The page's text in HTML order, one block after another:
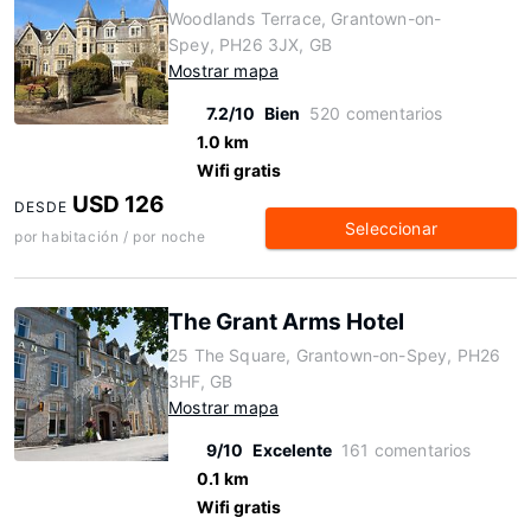
Woodlands Terrace, Grantown-on-
Spey, PH26 3JX, GB
Mostrar mapa
7.2/10 Bien 520 comentarios
1.0 km
Wifi gratis
DESDE USD 126
por habitación / por noche Seleccionar
The Grant Arms Hotel
25 The Square, Grantown-on-Spey, PH26
3HF, GB
Mostrar mapa
9/10 Excelente 161 comentarios
0.1 km
Wifi gratis